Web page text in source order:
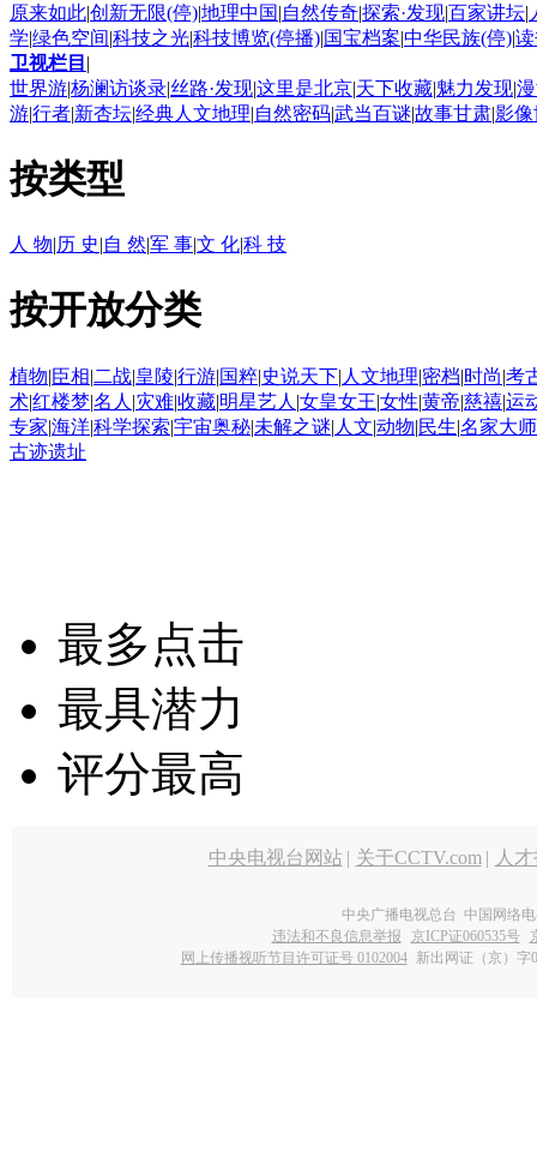
原来如此|创新无限(停)|地理中国|自然传奇|探索·发现|百家讲坛|
学|绿色空间|科技之光|科技博览(停播)|国宝档案|中华民族(停)|
卫视栏目 |
世界游|杨澜访谈录|丝路·发现|这里是北京|天下收藏|魅力发现|
游|行者|新杏坛|经典人文地理|自然密码|武当百谜|故事甘肃|影
按类型
人 物|历 史|自 然|军 事|文 化|科 技
按开放分类
植物|臣相|二战|皇陵|行游|国粹|史说天下| 人文地理|密档|时尚|考
术|红楼梦|名人 |灾难|收藏|明星艺人 |女皇女王|女性|黄帝|慈禧|运
专家|海洋|科学探索|宇宙奥秘|未解之谜| 人文|动物|民生|名家大师
古迹遗址
最多点击
最具潜力
评分最高
中央电视台网站 | 关于CCTV.com | 人
中央广播电视总台 中国网络
违法和不良信息举报
京ICP证060535号
网上传播视听节目许可证号 0102004 新出网证（京）